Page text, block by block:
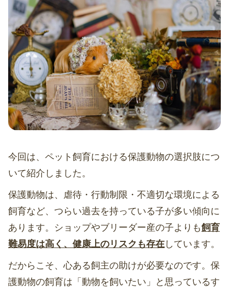
今回は、ペット飼育における保護動物の選択肢につ
いて紹介しました。
保護動物は、虐待・行動制限・不適切な環境による
飼育など、つらい過去を持っている子が多い傾向に
あります。ショップやブリーダー産の子よりも飼育
難易度は高く、健康上のリスクも存在 しています。
だからこそ、心ある飼主の助けが必要なのです。保
護動物の飼育は「動物を飼いたい」と思っているす